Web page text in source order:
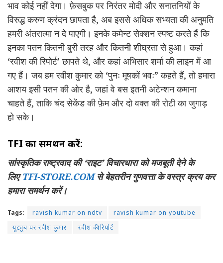
भाव कोई नहीं देगा। फ़ेसबुक पर निरंतर मोदी और सनातनियों के
विरुद्ध करुण क्रंदन छापता है, अब इससे अधिक सभ्यता की अनुमति
हमरी अंतरात्मा न दे पाएगी। इनके कमेन्ट सेक्शन स्पष्ट करते हैं कि
इनका पतन कितनी बुरी तरह और कितनी शीघ्रता से हुआ। कहां
‘रवीश की रिपोर्ट’ छापते थे, और कहां अभिसार शर्मा की लाइन में आ
गए हैं। जब हम रवीश कुमार को ‘पुनः मूषकों भवः” कहते हैं, तो हमारा
आशय इसी पतन की ओर है, जहां वे बस इतनी अटेन्शन कमाना
चाहते हैं, ताकि चंद सेकेंड की फ़ेम और दो वक्त की रोटी का जुगाड़
हो सके।
TFI का समर्थन करें:
सांस्कृतिक राष्ट्रवाद की‘राइट’विचारधारा को मजबूती देने के
लिए TFI-STORE.COM से बेहतरीन गुणवत्ता के वस्त्र क्रय कर
हमारा समर्थन करें।
Tags: ravish kumar on ndtv
ravish kumar on youtube
यूट्यूब पर रवीश कुमार
रवीश की रिपोर्ट